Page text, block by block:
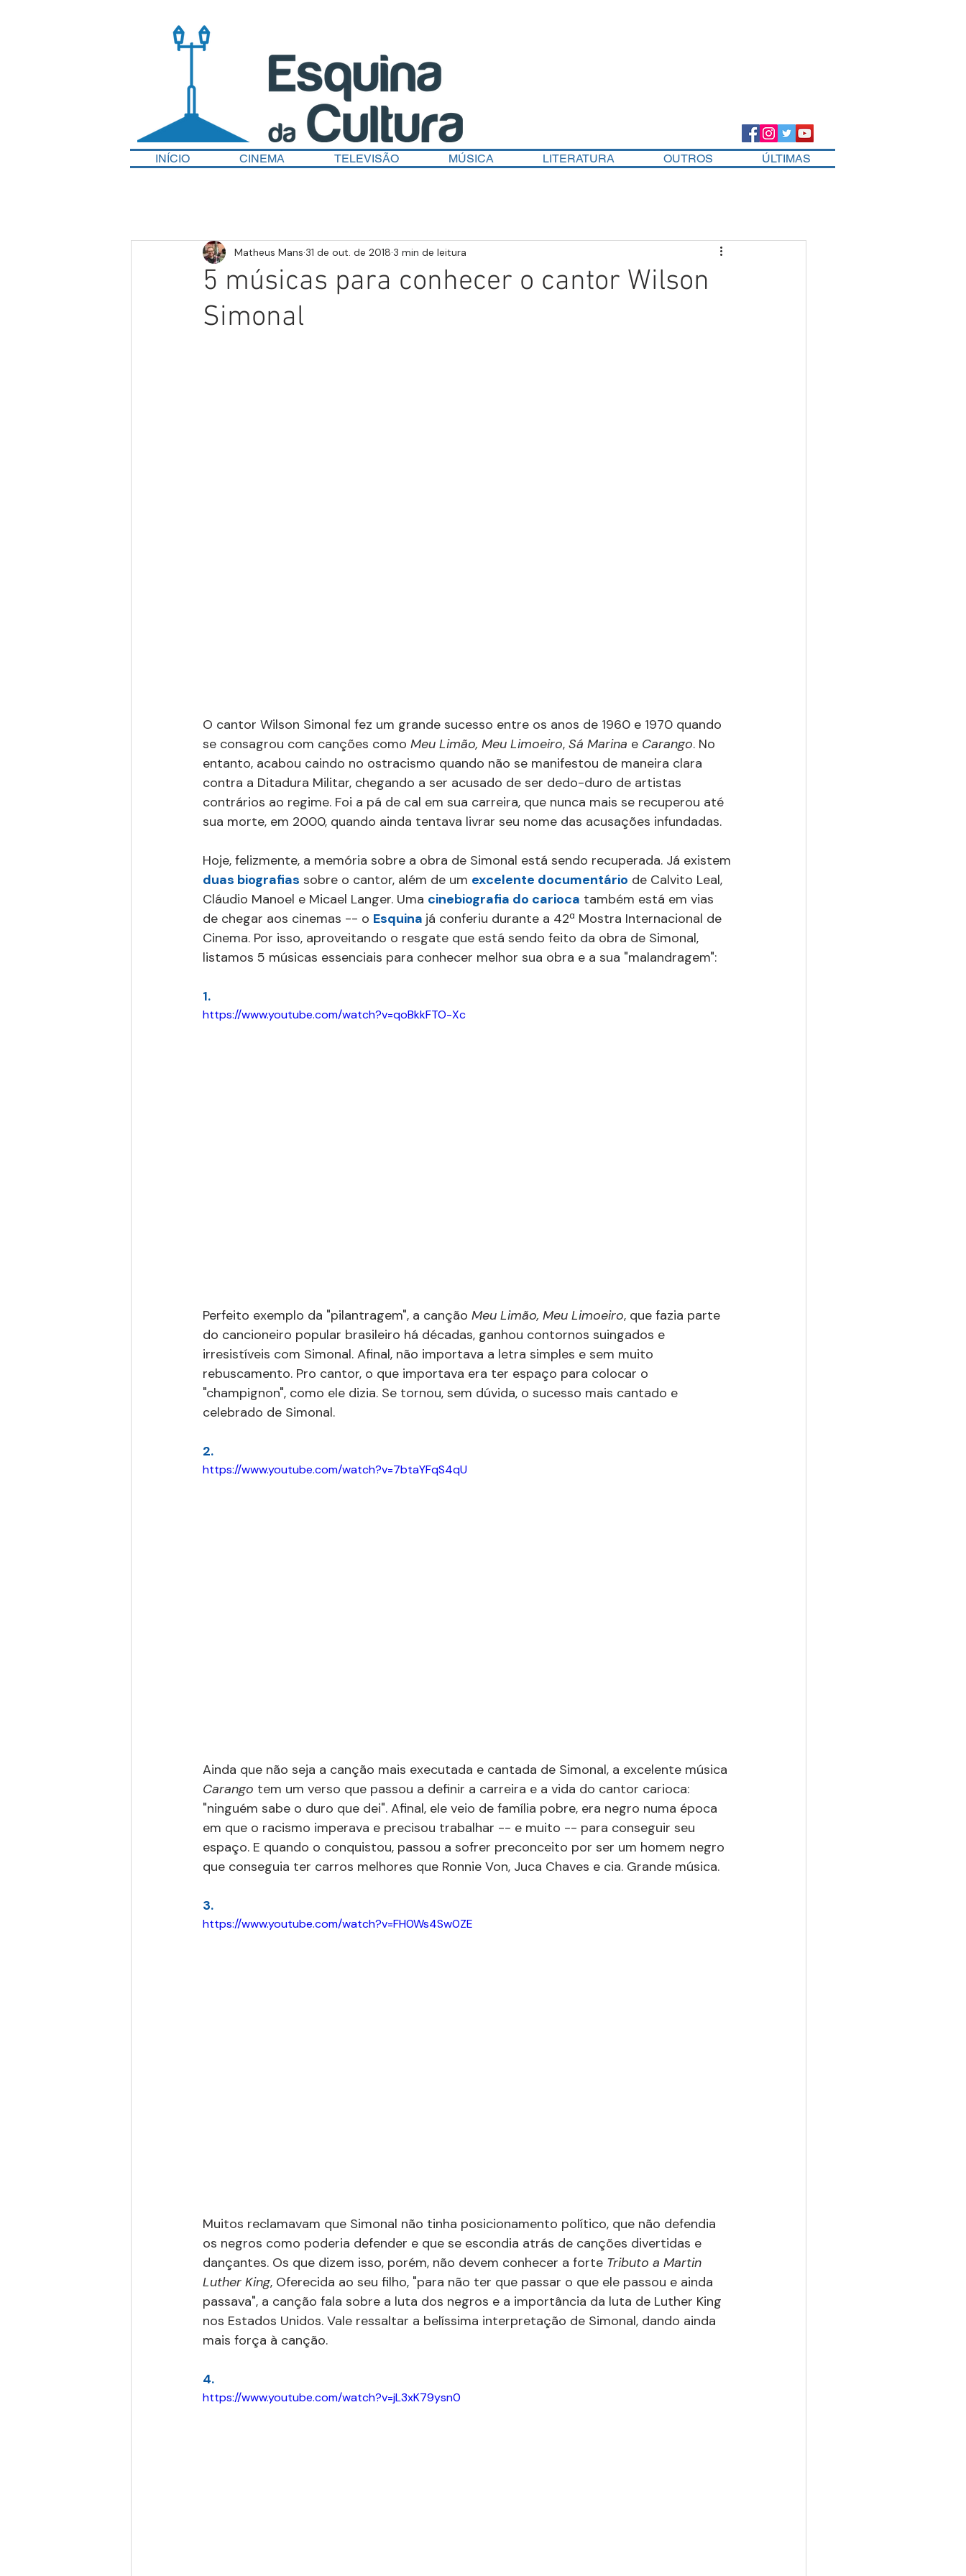
INÍCIO CINEMA TELEVISÃO MÚSICA LITERATURA OUTROS ÚLTIMAS
5 músicas para conhecer o cantor Wilson
Simonal
Matheus Mans 31 de out. de 2018 3 min de leitura
O cantor Wilson Simonal fez um grande sucesso entre os anos de 1960 e 1970 quando
se consagrou com canções como Meu Limão, Meu Limoeiro, Sá Marina e Carango. No
entanto, acabou caindo no ostracismo quando não se manifestou de maneira clara
contra a Ditadura Militar, chegando a ser acusado de ser dedo-duro de artistas
contrários ao regime. Foi a pá de cal em sua carreira, que nunca mais se recuperou até
sua morte, em 2000, quando ainda tentava livrar seu nome das acusações infundadas.
Hoje, felizmente, a memória sobre a obra de Simonal está sendo recuperada. Já existem
duas biografias sobre o cantor, além de um excelente documentário de Calvito Leal,
Cláudio Manoel e Micael Langer. Uma cinebiografia do carioca também está em vias
de chegar aos cinemas -- o Esquina já conferiu durante a 42ª Mostra Internacional de
Cinema. Por isso, aproveitando o resgate que está sendo feito da obra de Simonal,
listamos 5 músicas essenciais para conhecer melhor sua obra e a sua "malandragem":
1.
https://www.youtube.com/watch?v=qoBkkFTO-Xc
Perfeito exemplo da "pilantragem", a canção Meu Limão, Meu Limoeiro, que fazia parte
do cancioneiro popular brasileiro há décadas, ganhou contornos suingados e
irresistíveis com Simonal. Afinal, não importava a letra simples e sem muito
rebuscamento. Pro cantor, o que importava era ter espaço para colocar o
"champignon", como ele dizia. Se tornou, sem dúvida, o sucesso mais cantado e
celebrado de Simonal.
2.
https://www.youtube.com/watch?v=7btaYFqS4qU
Ainda que não seja a canção mais executada e cantada de Simonal, a excelente música
Carango tem um verso que passou a definir a carreira e a vida do cantor carioca:
"ninguém sabe o duro que dei". Afinal, ele veio de família pobre, era negro numa época
em que o racismo imperava e precisou trabalhar -- e muito -- para conseguir seu
espaço. E quando o conquistou, passou a sofrer preconceito por ser um homem negro
que conseguia ter carros melhores que Ronnie Von, Juca Chaves e cia. Grande música.
3.
https://www.youtube.com/watch?v=FH0Ws4Sw0ZE
Muitos reclamavam que Simonal não tinha posicionamento político, que não defendia
os negros como poderia defender e que se escondia atrás de canções divertidas e
dançantes. Os que dizem isso, porém, não devem conhecer a forte Tributo a Martin
Luther King, Oferecida ao seu filho, "para não ter que passar o que ele passou e ainda
passava", a canção fala sobre a luta dos negros e a importância da luta de Luther King
nos Estados Unidos. Vale ressaltar a belíssima interpretação de Simonal, dando ainda
mais força à canção.
4.
https://www.youtube.com/watch?v=jL3xK79ysn0